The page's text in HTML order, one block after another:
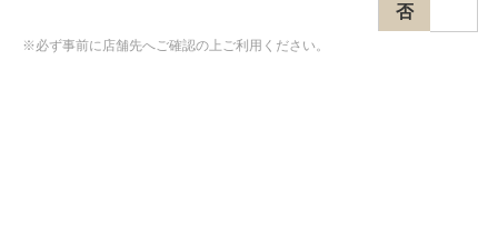
否
※必ず事前に店舗先へご確認の上ご利用ください。